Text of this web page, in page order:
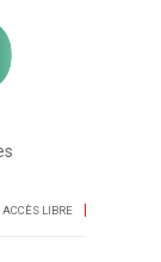
ACCÈS LIBRE